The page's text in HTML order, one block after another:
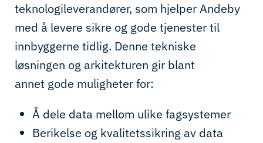
teknologileverandører, som hjelper Andeby
med å levere sikre og gode tjenester til
innbyggerne tidlig. Denne tekniske
løsningen og arkitekturen gir blant
annet gode muligheter for:
Å dele data mellom ulike fagsystemer
Berikelse og kvalitetssikring av data